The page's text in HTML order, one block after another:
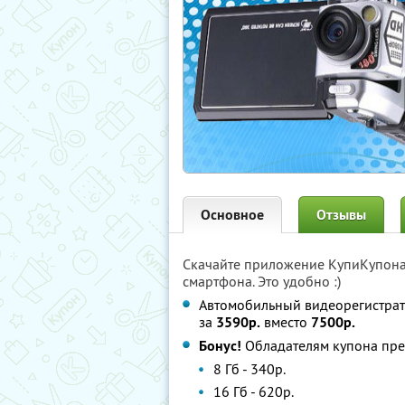
Основное Отзывы
Скачайте приложение
смартфона. Это удобно :)
Автомобильный
за 3590р. вместо 7500р.
Бонус! Обладателям купона
8 Гб - 340р.
16 Гб - 620р.